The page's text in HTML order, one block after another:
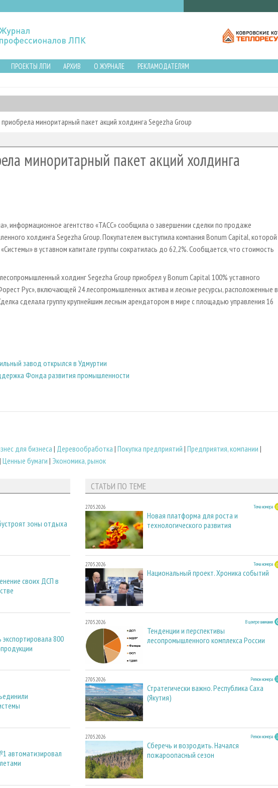
ПРОЕКТЫ ЛПИ АРХИВ О ЖУРНАЛЕ
РЕКЛАМОДАТЕЛЯМ
миноритарный пакет акций холдинга Segezha Group
миноритарный пакет акций холдинга
информационное агентство «ТАСС» сообщила о завершении сделки по продаже
холдинга Segezha Group. Покупателем выступила компания Bonum Capital, которой
в уставном капитале группы сократилась до 62,2%. Сообщается, что стоимость
холдинг Segezha Group приобрел у Bonum Capital 100% уставного
Рус», включающей 24 лесопромышленных актива и лесные ресурсы, расположенные в
сделала группу крупнейшим лесным арендатором в мире с площадью управления 16
завод открылся в Удмуртии
Фонда развития промышленности
для бизнеса| Деревообработка | Покупка предприятий | Предприятия, компании |
| Ценные бумаги | Экономика, рынок
зоны отдыха
своих ДСП в
800
автоматизировал
СТАТЬИ ПО ТЕМЕ
27.05.2026 Тема номера
Новая платформа для роста и
технологического развития
27.05.2026 Тема номера
Национальный проект. Хроника событий
27.05.2026 В центре внимания
Тенденции и перспективы
лесопромышленного комплекса России
27.05.2026 Регион номера
Стратегически важно. Республика Саха
(Якутия)
27.05.2026 Регион номера
Сберечь и возродить. Начался
пожароопасный сезон